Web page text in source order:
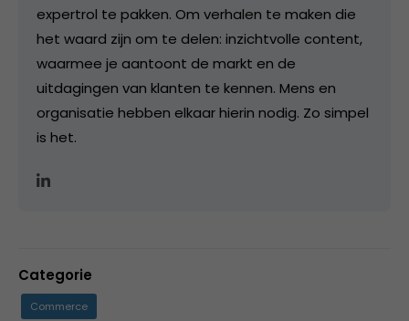
expertrol te pakken. Om verhalen te maken die
het waard zijn om te delen: inzichtvolle content,
waarmee je aantoont de markt en de
uitdagingen van klanten te kennen. Mens en
organisatie hebben elkaar hierin nodig. Zo simpel
is het.
Categorie
Commerce